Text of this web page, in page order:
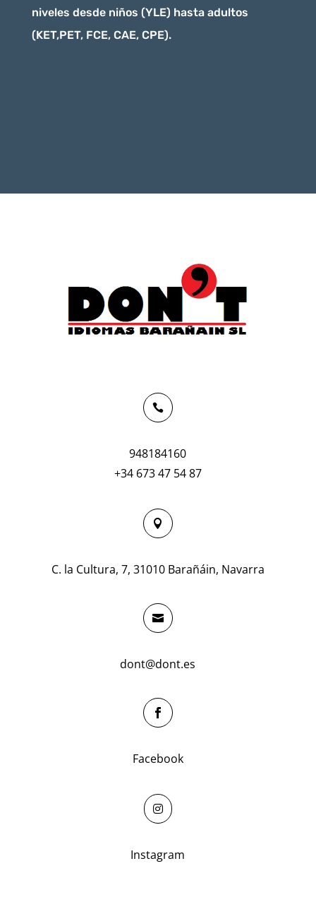
niveles desde niños (YLE) hasta adultos
(KET,PET, FCE, CAE, CPE).

948184160
+34 673 47 54 87

C. la Cultura, 7, 31010 Barañáin, Navarra

dont@dont.es

Facebook

Instagram